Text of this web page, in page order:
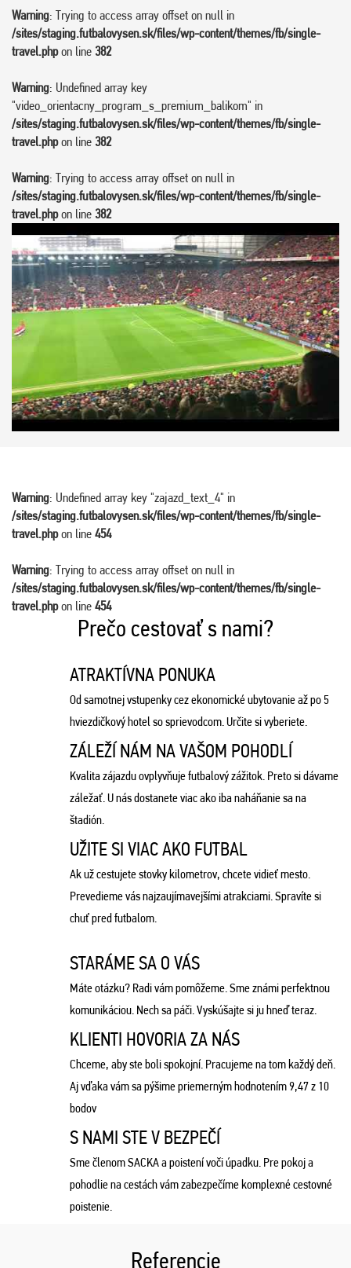
Warning: Trying to access array offset on null in
/sites/staging.futbalovysen.sk/files/wp-content/themes/fb/single-
travel.phpon line 382
Warning: Undefined array key
"video_orientacny_program_s_premium_balikom" in
/sites/staging.futbalovysen.sk/files/wp-content/themes/fb/single-
travel.phpon line 382
Warning: Trying to access array offset on null in
/sites/staging.futbalovysen.sk/files/wp-content/themes/fb/single-
travel.phpon line 382
Warning: Undefined array key "zajazd_text_4" in
/sites/staging.futbalovysen.sk/files/wp-content/themes/fb/single-
travel.phpon line 454
Warning: Trying to access array offset on null in
/sites/staging.futbalovysen.sk/files/wp-content/themes/fb/single-
travel.phpon line 454
Prečo cestovať s nami?
ATRAKTÍVNA PONUKA
Od samotnej vstupenky cez ekonomické ubytovanie až po 5
hviezdičkový hotel so sprievodcom. Určite si vyberiete.
ZÁLEŽÍ NÁM NA VAŠOM POHODLÍ
Kvalita zájazdu ovplyvňuje futbalový zážitok. Preto si dávame
záležať. U nás dostanete viac ako iba naháňanie sa na
štadión.
UŽITE SI VIAC AKO FUTBAL
Ak už cestujete stovky kilometrov, chcete vidieť mesto.
Prevedieme vás najzaujímavejšími atrakciami. Spravíte si
chuť pred futbalom.
STARÁME SA O VÁS
Máte otázku? Radi vám pomôžeme. Sme známi perfektnou
komunikáciou. Nech sa páči. Vyskúšajte si ju hneď teraz.
KLIENTI HOVORIA ZA NÁS
Chceme, aby ste boli spokojní. Pracujeme na tom každý deň.
Aj vďaka vám sa pýšime priemerným hodnotením 9,47 z 10
bodov
S NAMI STE V BEZPEČÍ
Sme členom SACKA a poistení voči úpadku. Pre pokoj a
pohodlie na cestách vám zabezpečíme komplexné cestovné
poistenie.
Referencie